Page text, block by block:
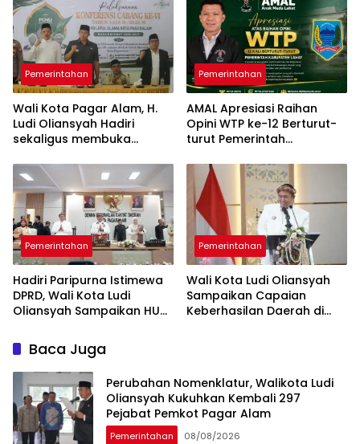
Pemerintahan
Wali Kota Pagar Alam, H.
Ludi Oliansyah Hadiri
sekaligus membuka
Ulama
Pemerintahan
AMAL Apresiasi Raihan
Opini WTP ke-12 Berturut-
turut Pemerintah
Pemerintahan
Hadiri Paripurna Istimewa
DPRD, Wali Kota Ludi
Oliansyah Sampaikan HUT
Momentum Perak
Pemerintahan
Wali Kota Ludi Oliansyah
Sampaikan Capaian
Keberhasilan Daerah di
Baca Juga
Perubahan Nomenklatur, Walikota Ludi
Oliansyah Kukuhkan Kembali 297
Pejabat Pemkot Pagar Alam
Pemerintahan 08/08/2026